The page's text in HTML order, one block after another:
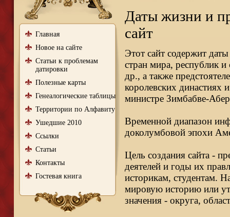
Главная
Новое на сайте
Статьи к проблемам
датировки
Полезные карты
Генеалогические таблицы
Территории по Алфавиту
Ушедшие 2010
Ссылки
Статьи
Контакты
Гостевая книга
Даты жизни и
сайт
Этот сайт содержит
стран мира, республик и
др., а также
королевских династиях
министре Зимбабве-
Временной диапазон
доколумбовой эпохи
Цель создания сайта -
деятелей и годы их
историкам, студентам.
мировую историю или
значения - округа,